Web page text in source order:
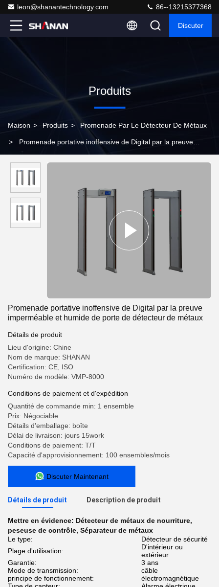
leon@shanantechnology.com 86--13215377368
Discuter
Produits
Maison > Produits > Promenade Par Le Détecteur De Métaux
> Promenade portative inoffensive de Digital par la preuve
Promenade portative inoffensive de Digital par la preuve
imperméable et humide de porte de détecteur de métaux
Détails de produit
Lieu d'origine: Chine
Nom de marque: SHANAN
Certification: CE, ISO
Numéro de modèle: VMP-8000
Conditions de paiement et d'expédition
Quantité de commande min: 1 ensemble
Prix: Négociable
Détails d'emballage: boîte
Délai de livraison: jours 15work
Conditions de paiement: T/T
Capacité d'approvisionnement: 100 ensembles/mois
Discuter Maintenant
Détails de produit Description de produit
Mettre en évidence: Détecteur de métaux de nourriture,
peseuse de contrôle, Séparateur de métaux
Le type:
Détecteur de sécurité
Plage d'utilisation:
D'intérieur ou
extérieur
Garantie:
3 ans
Mode de transmission:
câble
principe de fonctionnement:
électromagnétique